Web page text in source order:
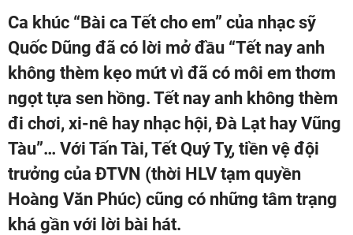
Ca khúc “Bài ca Tết cho em” của nhạc sỹ
Quốc Dũng đã có lời mở đầu “Tết nay anh
không thèm kẹo mứt vì đã có môi em thơm
ngọt tựa sen hồng. Tết nay anh không thèm
đi chơi, xi-nê hay nhạc hội, Đà Lạt hay Vũng
Tàu”… Với Tấn Tài, Tết Quý Tỵ, tiền vệ đội
trưởng của ĐTVN (thời HLV tạm quyền
Hoàng Văn Phúc) cũng có những tâm trạng
khá gần với lời bài hát.